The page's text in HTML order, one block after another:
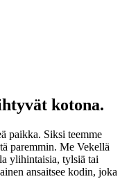
kotona.
paikka. Siksi teemme
paremmin. Me Vekellä
ylihintaisia, tylsiä tai
ansaitsee kodin, joka